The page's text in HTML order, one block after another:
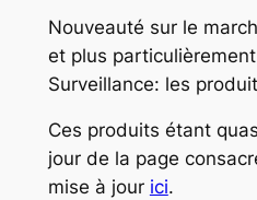
Nouveauté sur le
et plus
Surveillance: les
Ces produits étant
jour de la page
mise à jour ici.